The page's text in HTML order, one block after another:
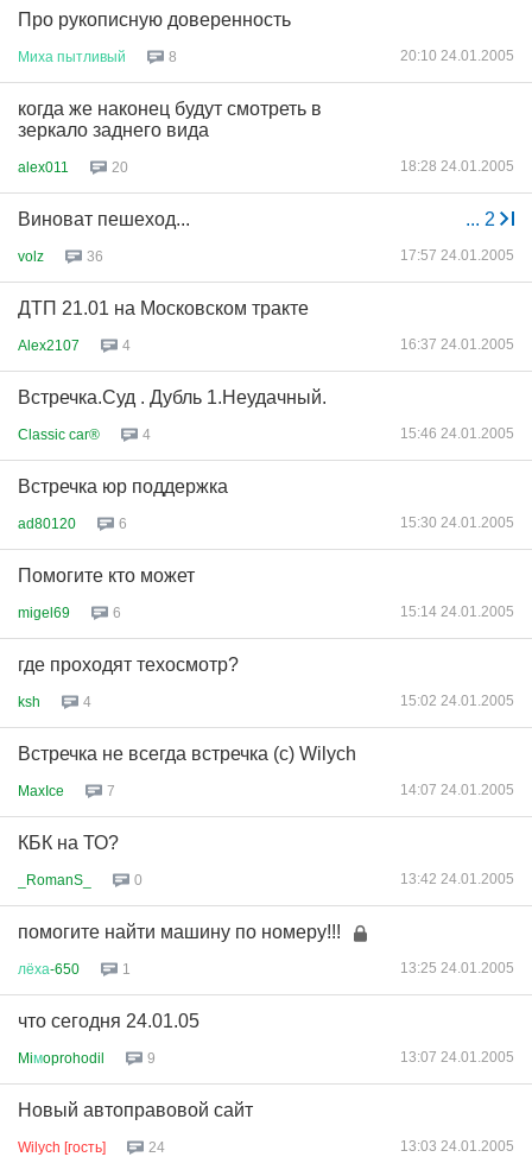
Про рукописную доверенность
Миха пытливый 8 20:10 24.01.2005
когда же наконец будут смотреть в
зеркало заднего вида
alex011 20 18:28 24.01.2005
... 2
Виноват пешеход...
volz 36 17:57 24.01.2005
ДТП 21.01 на Московском тракте
Alex2107 4 16:37 24.01.2005
Встречка.Суд . Дубль 1.Неудачный.
Classic car® 4 15:46 24.01.2005
Встречка юр поддержка
ad80120 6 15:30 24.01.2005
Помогите кто может
migel69 6 15:14 24.01.2005
где проходят техосмотр?
ksh 4 15:02 24.01.2005
Встречка не всегда встречка (с) Wilych
MaxIce 7 14:07 24.01.2005
КБК на ТО?
_RomanS_ 0 13:42 24.01.2005
помогите найти машину по номеру!!!
лёха-650 1 13:25 24.01.2005
что сегодня 24.01.05
Miмoprohodil 9 13:07 24.01.2005
Новый автоправовой сайт
Wilych [гость] 24 13:03 24.01.2005